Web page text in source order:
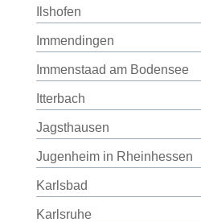
Ilshofen
Immendingen
Immenstaad am Bodensee
Itterbach
Jagsthausen
Jugenheim in Rheinhessen
Karlsbad
Karlsruhe